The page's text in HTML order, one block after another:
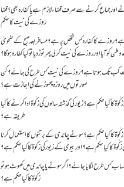
اور جماع کرنے سے صرف قضاء لازم ہے یا کفارہ بھی؟ قضا
روزے کی نیت کا حکم
ہے؟روزے کا کفارہ کس شخص پر ہے؟ مسافر بعد صبح کے ضحویٰ
کو آیا اور روزے کی نیت کر لی پھر توڑ دیا تو کیا کفارہ ہو گا؟
کب تک ہوتا ہے؟ روزے کی نیت کس طرح کی جائے؟ کن
صورتوں میں روزہ چھوڑنے کی اجازت ہے؟
کا کیا حکم ہے؟زیور کی گذشتہ سالوں کی زکٰوۃ ادا کرنے کا کیا
طریقہ ہے؟
کا کیا حکم ہے؟ سونے چاندی کے برتنوں کا استعمال کرنا
زکٰوۃ کا کیا حکم ہے؟ اور بیوی کے زیور کی زکٰوۃ کا کیا حکم ہے؟
کس طرح لگایا جائے؟ اگر سونے یا چاندی میں کھوٹ ہو تو
زکٰوۃ کا کیا حکم ہے؟